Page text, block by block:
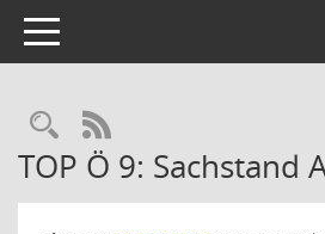
Toggle navigation
Rechercheauswahl
RSS-Feed
TOP Ö 9: Sachstand